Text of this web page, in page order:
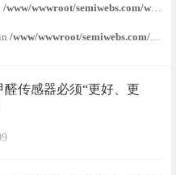
/www/wwwroot/semiwebs.com/wp-content/themes/Relive-Pro/public/basic-functions.php
/www/wwwroot/semiwebs.com/wp-content/themes/Relive-Pro/public/basic-functions.php
醛传感器必须“更好、更